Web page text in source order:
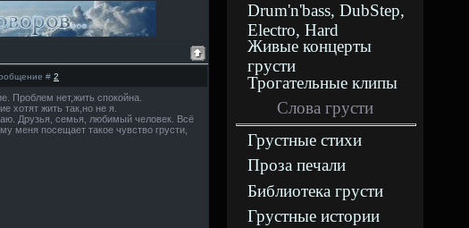
# 2
Проблем нет,жить спокойна.
хотят жить так,но не я.
Друзья, семья, любимый человек. Всё
меня посещает такое чувство грусти,
Drum'n'bass, DubStep,
Electro, Hard
Живые концерты
грусти
Трогательные клипы
Слова грусти
Грустные стихи
Проза печали
Библиотека грусти
Грустные истории